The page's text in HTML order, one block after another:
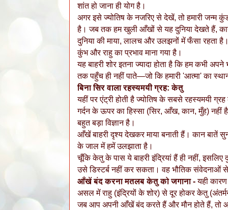
शांत हो जाना ही योग है।
अगर इसे ज्योतिष के नजरिए से देखें, तो हमारी जन्म
है। जब तक हम खुली आँखों से यह दुनिया देखते हैं,
दुनिया की माया, लालच और उलझनों में फँसा रहता
कुंभ और राहु का प्रभाव माना गया है।
यह बाहरी शोर इतना ज्यादा होता है कि हम कभी
तक पहुँच ही नहीं पाते—जो कि हमारी 'आत्मा' का
बिना सिर वाला रहस्यमयी ग्रह: केतु
यहीं पर एंट्री होती है ज्योतिष के सबसे रहस्यमयी
गर्दन के ऊपर का हिस्सा (सिर, आँख, कान, मुँह) नहीं
बहुत बड़ा विज्ञान है।
आँखें बाहरी दृश्य देखकर माया बनाती हैं। कान बातें
के जाल में हमें उलझाता है।
चूँकि केतु के पास ये बाहरी इंद्रियां हैं ही नहीं, इसलिए
उसे डिस्टर्ब नहीं कर सकता। वह भौतिक संवेदनाओं
आँखें बंद करना मतलब केतु को जगाना -यही
असल में राहु (इंद्रियों के शोर) से दूर होकर केतु
जब आप अपनी आँखें बंद करते हैं और मौन होते हैं, तो